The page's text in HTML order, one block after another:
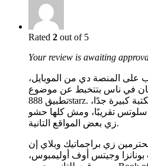
Rated 2 out of 5
Your review is awaiting
على المنصة دي من الموبايل،
في ناس بتتخبط عن موضوع
تطبيق 888starz. اللي عجبني من البداية إن المكتبة كبيرة جدًا،
أكتر من 2500 لعبة سلوتس تقريبًا، ومش كلها حشو
زي بعض المواقع التانية.
زي براجماتيك وبلاي إن
وجيتس أوف أوليمبوس،